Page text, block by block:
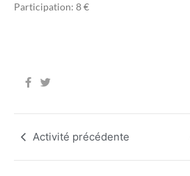
Participation: 8 €
Activité précédente